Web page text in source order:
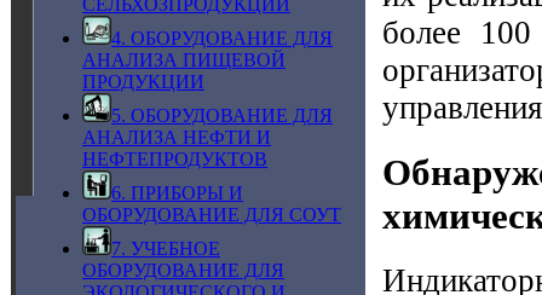
СЕЛЬХОЗПРОДУКЦИИ
4. ОБОРУДОВАНИЕ ДЛЯ
АНАЛИЗА ПИЩЕВОЙ
ПРОДУКЦИИ
5. ОБОРУДОВАНИЕ ДЛЯ
АНАЛИЗА НЕФТИ И
НЕФТЕПРОДУКТОВ
6. ПРИБОРЫ И
ОБОРУДОВАНИЕ ДЛЯ СОУТ
7. УЧЕБНОЕ
ОБОРУДОВАНИЕ ДЛЯ
более